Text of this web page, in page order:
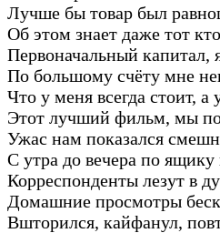
Лучше бы товар был
Об этом знает даже тот
Первоначальный капитал,
По большому счёту мне
Что у меня всегда стоит, а
Этот лучший фильм, мы
Ужас нам показался
С утра до вечера по ящику
Корреспонденты лезут в
Домашние просмотры
Вшторился, кайфанул,